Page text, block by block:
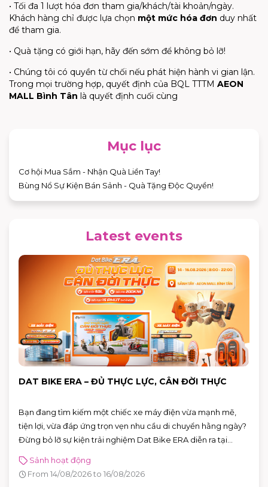
• Tối đa 1 lượt hóa đơn tham gia/khách/tài khoản/ngày.
Khách hàng chỉ được lựa chọn một mức hóa đơn duy nhất
để tham gia.
• Quà tặng có giới hạn, hãy đến sớm để không bỏ lỡ!
• Chúng tôi có quyền từ chối nếu phát hiện hành vi gian lận.
Trong mọi trường hợp, quyết định của BQL TTTM AEON
MALL Bình Tân là quyết định cuối cùng
Mục lục
Cơ hội Mua Sắm - Nhận Quà Liền Tay!
Bùng Nổ Sự Kiện Bán Sảnh - Quà Tặng Độc Quyền!
Latest events
DAT BIKE ERA – ĐỦ THỰC LỰC, CÂN ĐỜI THỰC
Bạn đang tìm kiếm một chiếc xe máy điện vừa mạnh mẽ,
tiện lợi, vừa đáp ứng trọn vẹn nhu cầu di chuyển hằng ngày?
Đừng bỏ lỡ sự kiện trải nghiệm Dat Bike ERA diễn ra tại
tiếp khám phá những mẫu xe điện thế hệ mới, đăng ký lái
thử và nhận nhiều phần quà hấp dẫn.
Sảnh hoạt động
From 14/08/2026 to 16/08/2026